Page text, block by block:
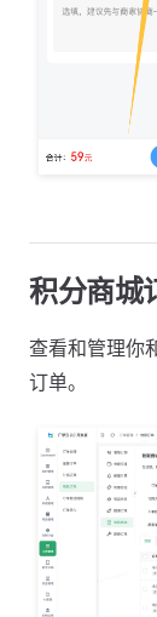
积分商城
查看和管理你
订单。